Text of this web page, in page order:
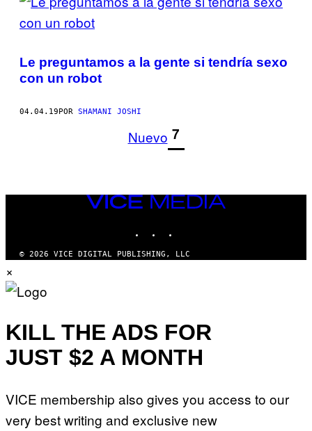
Le preguntamos a la gente si tendría sexo
con un robot
04.04.19POR SHAMANI JOSHI
Nuevo 1
7
VICE
MEDIA
© 2026 VICE DIGITAL PUBLISHING, LLC
×
KILL THE ADS FOR
JUST $2 A MONTH
VICE membership also gives you access to our
very best writing and exclusive new